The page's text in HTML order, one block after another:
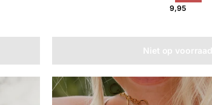
9,95
Niet op voorraad